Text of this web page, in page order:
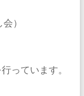
）
っています。